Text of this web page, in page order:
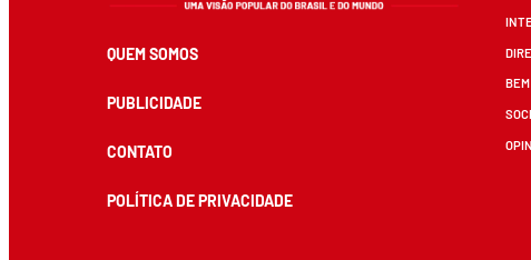
QUEM SOMOS
PUBLICIDADE
CONTATO
POLÍTICA DE PRIVACIDADE